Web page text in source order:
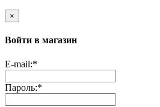
×
Войти в магазин
E-mail:*
Пароль:*